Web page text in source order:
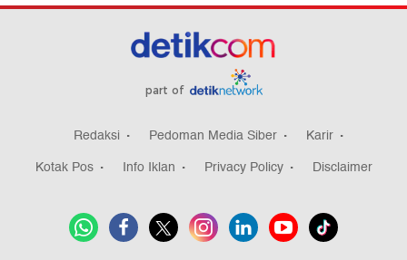
part of
Redaksi Pedoman Media Siber
Karir
Kotak Pos
Info Iklan Privacy Policy Disclaimer